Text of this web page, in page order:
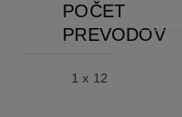
POČET
PREVODOV
1 x 12